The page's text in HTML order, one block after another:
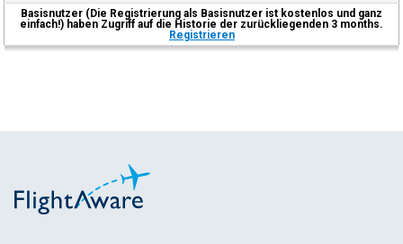
Basisnutzer (Die Registrierung als Basisnutzer ist kostenlos und ganz
einfach!) haben Zugriff auf die Historie der zurückliegenden 3 months.
Registrieren